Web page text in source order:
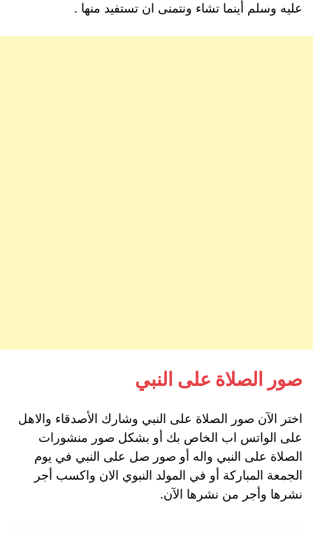
عليه وسلم أينما تشاء ونتمنى ان تستفيد منها .
صور الصلاة على النبي
اختر الآن صور الصلاة على النبي وشارك الأصدقاء والاهل
على الواتس اب الخاص بك أو بشكل صور منشورات
الصلاة على النبي واله أو صور صل على النبي في يوم
الجمعة المباركة أو في المولد النبوي الان واكسب أجر
نشرها وأجر من نشرها الآن.